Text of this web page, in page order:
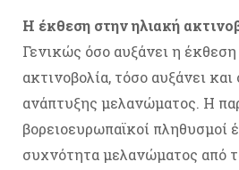
Η έκθεση στην ηλιακή
Γενικώς όσο αυξάνει η
ακτινοβολία, τόσο αυξάνει
ανάπτυξης μελανώματος. Η
βορειοευρωπαϊκοί πληθυσμοί
συχνότητα μελανώματος από